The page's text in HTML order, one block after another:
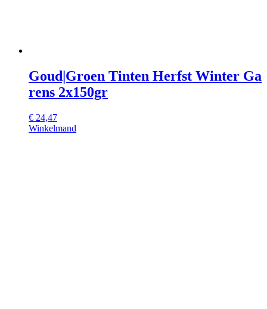
Goud|Groen Tinten Herfst Winter Ga
rens 2x150gr
€ 24,47
Winkelmand